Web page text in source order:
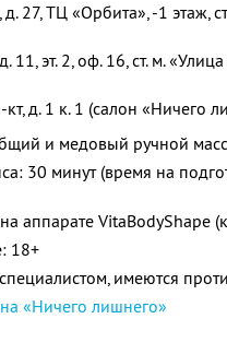
27, ТЦ «Орбита», -1 этаж,
11, эт. 2, оф. 16, ст. м.
д. 1 к. 1 (салон «Ничего
и медовый ручной
30 минут (время на
аппарате VitaBodyShape
18+
имеются
«Ничего лишнего»